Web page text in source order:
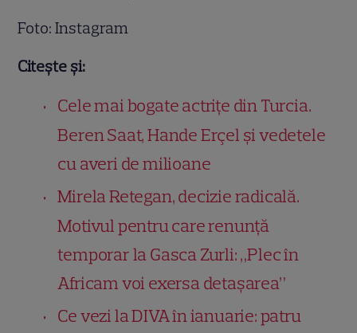
Foto: Instagram
Citește și:
Cele mai bogate actrițe din Turcia.
Beren Saat, Hande Erçel și vedetele
cu averi de milioane
Mirela Retegan, decizie radicală.
Motivul pentru care renunță
temporar la Gasca Zurli: „Plec în
Africam voi exersa detașarea”
Ce vezi la DIVA în ianuarie: patru